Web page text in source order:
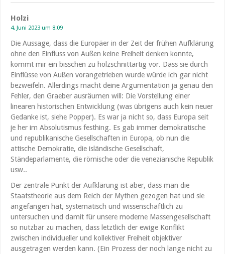
Holzi
4. Juni 2023 um 8:09
Die Aussage, dass die Europäer in der Zeit der frühen Aufklärung
ohne den Einfluss von Außen keine Freiheit denken konnte,
kommt mir ein bisschen zu holzschnittartig vor. Dass sie durch
Einflüsse von Außen vorangetrieben wurde würde ich gar nicht
bezweifeln. Allerdings macht deine Argumentation ja genau den
Fehler, den Graeber ausräumen will: Die Vorstellung einer
linearen historischen Entwicklung (was übrigens auch kein neuer
Gedanke ist, siehe Popper). Es war ja nicht so, dass Europa seit
je her im Absolutismus festhing. Es gab immer demokratische
und republikanische Gesellschaften in Europa, ob nun die
attische Demokratie, die isländische Gesellschaft,
Ständeparlamente, die römische oder die venezianische Republik
usw..
Der zentrale Punkt der Aufklärung ist aber, dass man die
Staatstheorie aus dem Reich der Mythen gezogen hat und sie
angefangen hat, systematisch und wissenschaftlich zu
untersuchen und damit für unsere moderne Massengesellschaft
so nutzbar zu machen, dass letztlich der ewige Konflikt
zwischen individueller und kollektiver Freiheit objektiver
ausgetragen werden kann. (Ein Prozess der noch lange nicht zu